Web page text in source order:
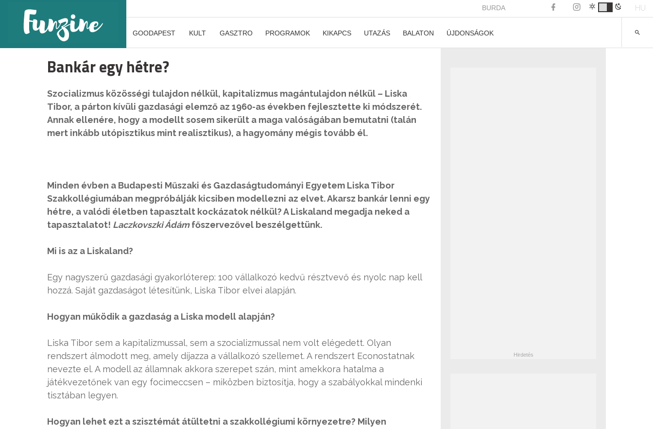
BURDA HU
GOODAPEST KULT GASZTRO PROGRAMOK KIKAPCS UTAZÁS BALATON ÚJDONSÁGOK
Bankár egy hétre?
Szocializmus közösségi tulajdon nélkül, kapitalizmus magántulajdon nélkül – Liska
Tibor, a párton kívüli gazdasági elemző az 1960-as években fejlesztette ki módszerét.
Annak ellenére, hogy a modellt sosem sikerült a maga valóságában bemutatni (talán
mert inkább utópisztikus mint realisztikus), a hagyomány mégis tovább él.
Minden évben a Budapesti Műszaki és Gazdaságtudományi Egyetem Liska Tibor
Szakkollégiumában megpróbálják kicsiben modellezni az elvet. Akarsz bankár lenni egy
hétre, a valódi életben tapasztalt kockázatok nélkül? A Liskaland megadja neked a
tapasztalatot! Laczkovszki Ádámfőszervezővel beszélgettünk.
Mi is az a Liskaland?
Egy nagyszerű gazdasági gyakorlóterep: 100 vállalkozó kedvű résztvevő és nyolc nap kell
hozzá. Saját gazdaságot létesítünk, Liska Tibor elvei alapján.
Hogyan működik a gazdaság a Liska modell alapján?
Liska Tibor sem a kapitalizmussal, sem a szocializmussal nem volt elégedett. Olyan
rendszert álmodott meg, amely díjazza a vállalkozó szellemet. A rendszert Econostatnak
nevezte el. A modell az államnak akkora szerepet szán, mint amekkora hatalma a
játékvezetőnek van egy focimeccsen – miközben biztosítja, hogy a szabályokkal mindenki
tisztában legyen.
Hogyan lehet ezt a szisztémát átültetni a szakkollégiumi környezetre? Milyen